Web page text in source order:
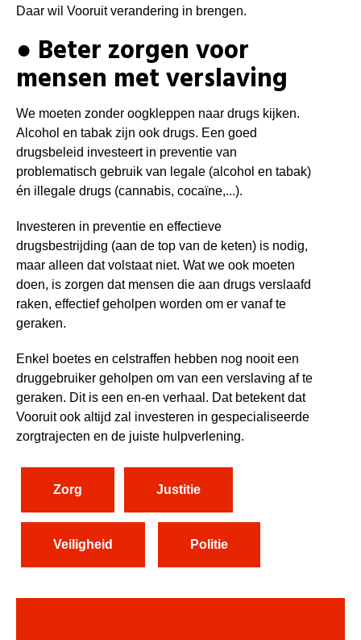
Daar wil Vooruit verandering in brengen.
● Beter zorgen voor
mensen met verslaving
We moeten zonder oogkleppen naar drugs kijken.
Alcohol en tabak zijn ook drugs. Een goed
drugsbeleid investeert in preventie van
problematisch gebruik van legale (alcohol en tabak)
én illegale drugs (cannabis, cocaïne,...).
Investeren in preventie en effectieve
drugsbestrijding (aan de top van de keten) is nodig,
maar alleen dat volstaat niet. Wat we ook moeten
doen, is zorgen dat mensen die aan drugs verslaafd
raken, effectief geholpen worden om er vanaf te
geraken.
Enkel boetes en celstraffen hebben nog nooit een
druggebruiker geholpen om van een verslaving af te
geraken. Dit is een en-en verhaal. Dat betekent dat
Vooruit ook altijd zal investeren in gespecialiseerde
zorgtrajecten en de juiste hulpverlening.
Zorg Justitie
Veiligheid Politie